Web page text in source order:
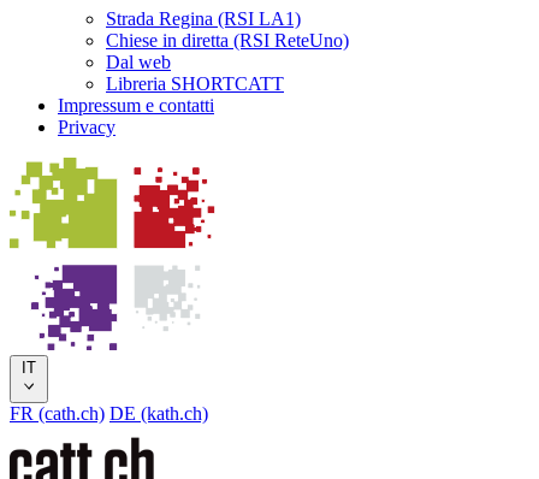
Strada Regina (RSI LA1)
Chiese in diretta (RSI ReteUno)
Dal web
Libreria SHORTCATT
Impressum e contatti
Privacy
IT
FR (cath.ch) DE (kath.ch)